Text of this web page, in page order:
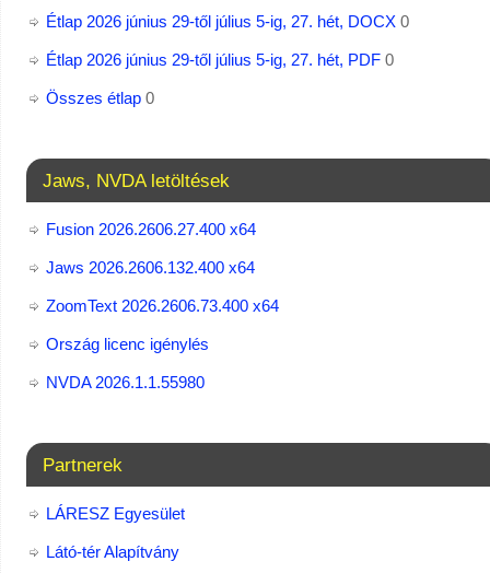
Étlap 2026 június 29-től július 5-ig, 27. hét, DOCX0
Étlap 2026 június 29-től július 5-ig, 27. hét, PDF0
Összes étlap0
Jaws, NVDA letöltések
Fusion 2026.2606.27.400 x64
Jaws 2026.2606.132.400 x64
ZoomText 2026.2606.73.400​ x64
Ország licenc igénylés
NVDA 2026.1.1.55980
Partnerek
LÁRESZ Egyesület
Látó-tér Alapítvány